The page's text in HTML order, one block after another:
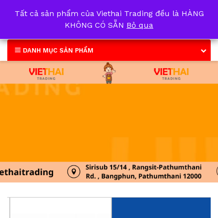
DANH MỤC SẢN PHẨM
Tất cả sản phẩm của Viethai Trading đều là HÀNG
KHÔNG CÓ SẴN Bỏ qua